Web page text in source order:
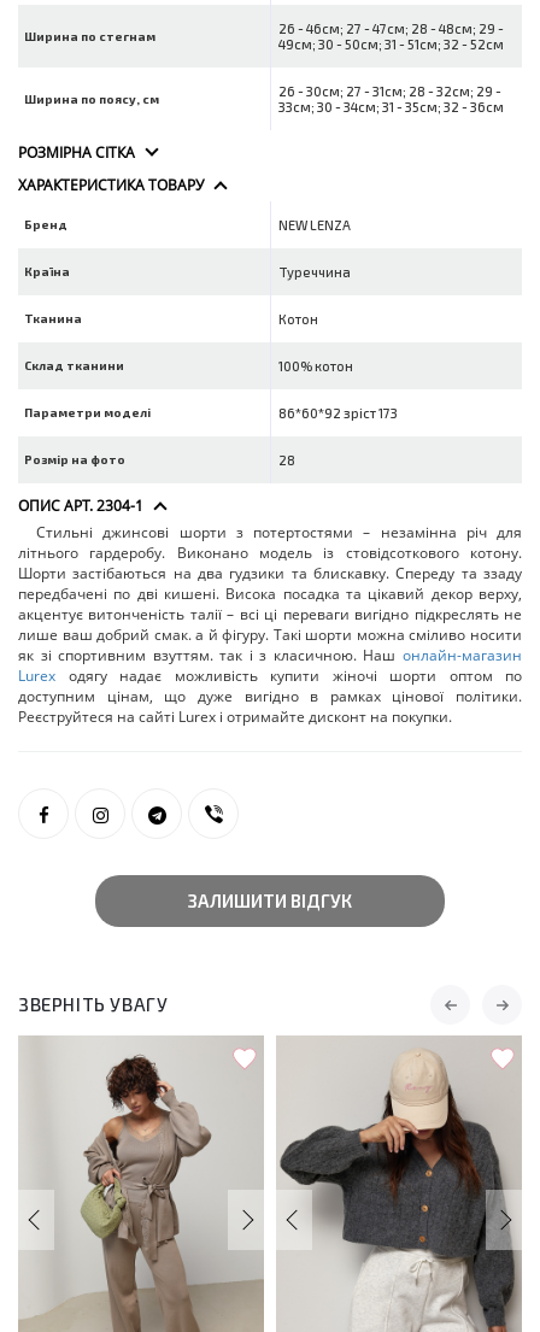
Ширина по стегнам
26 - 46см; 27 - 47см; 28 - 48см; 29 -
49см; 30 - 50см; 31 - 51см; 32 - 52см
Ширина по поясу, см
26 - 30см; 27 - 31см; 28 - 32см; 29 -
33см; 30 - 34см; 31 - 35см; 32 - 36см
РОЗМІРНА СІТКА
ХАРАКТЕРИСТИКА ТОВАРУ
Бренд NEW LENZA
Країна Туреччина
Тканина Котон
Склад тканини 100% котон
Параметри моделі 86*60*92 зріст 173
Розмір на фото 28
ОПИС АРТ. 2304-1
Стильні джинсові шорти з потертостями – незамінна річ для
літнього гардеробу. Виконано модель із стовідсоткового котону.
Шорти застібаються на два гудзики та блискавку. Спереду та ззаду
передбачені по дві кишені. Висока посадка та цікавий декор верху,
акцентує витонченість талії – всі ці переваги вигідно підкреслять не
лише ваш добрий смак. а й фігуру. Такі шорти можна сміливо носити
як зі спортивним взуттям. так і з класичною. Наш онлайн-магазин
Lurex одягу надає можливість купити жіночі шорти оптом по
доступним цінам, що дуже вигідно в рамках цінової політики.
Реєструйтеся на сайті Lurex і отримайте дисконт на покупки.
ЗАЛИШИТИ ВІДГУК
ЗВЕРНІТЬ УВАГУ